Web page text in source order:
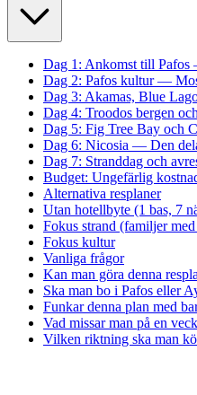
Dag 1: Ankomst till
Dag 2: Pafos kultur —
Dag 3: Akamas, Blue
Dag 4: Troodos bergen
Dag 5: Fig Tree Bay och
Dag 6: Nicosia — Den
Dag 7: Stranddag och
Budget: Ungefärlig
Alternativa resplaner
Utan hotellbyte (1 bas, 7
Fokus strand (familjer
Fokus kultur
Vanliga frågor
Kan man göra denna
Ska man bo i Pafos eller
Funkar denna plan med
Vad missar man på en
Vilken riktning ska man